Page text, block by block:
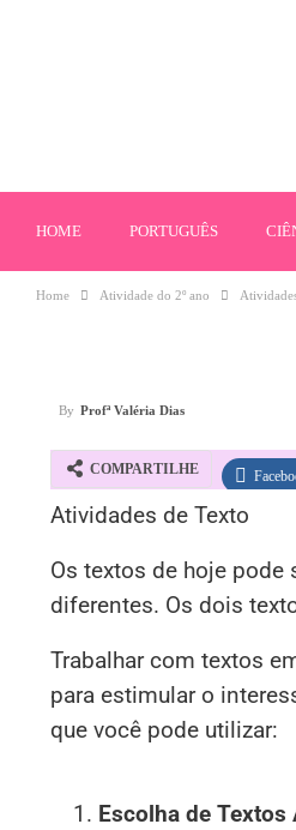
HOME PORTUGUÊS
Home Atividade do 2º ano
By Profª Valéria Dias
COMPARTILHE
Atividades de Texto
Os textos de hoje pode
diferentes. Os dois
Trabalhar com textos
para estimular o
que você pode utilizar:
Escolha de